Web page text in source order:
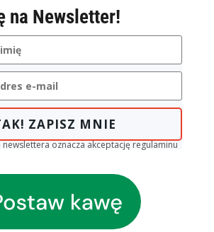
na Newsletter!
ZAPISZ MNIE
oznacza akceptację regulaminu